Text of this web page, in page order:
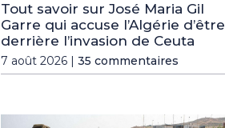
Tout savoir sur José Maria Gil
Garre qui accuse l’Algérie d’être
derrière l’invasion de Ceuta
7 août 2026 | 35 commentaires